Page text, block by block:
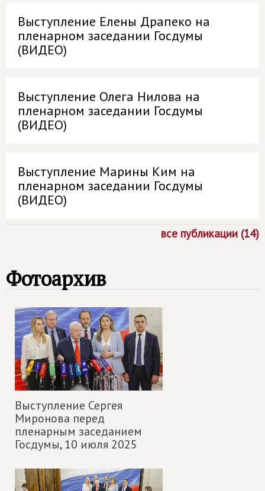
Выступление Елены Драпеко на
пленарном заседании Госдумы
(ВИДЕО)
Выступление Олега Нилова на
пленарном заседании Госдумы
(ВИДЕО)
Выступление Марины Ким на
пленарном заседании Госдумы
(ВИДЕО)
все публикации (14)
Фотоархив
Выступление Сергея
Миронова перед
пленарным заседанием
Госдумы,10 июля 2025